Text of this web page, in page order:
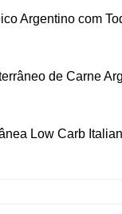
Argentino com
de Carne
Low Carb